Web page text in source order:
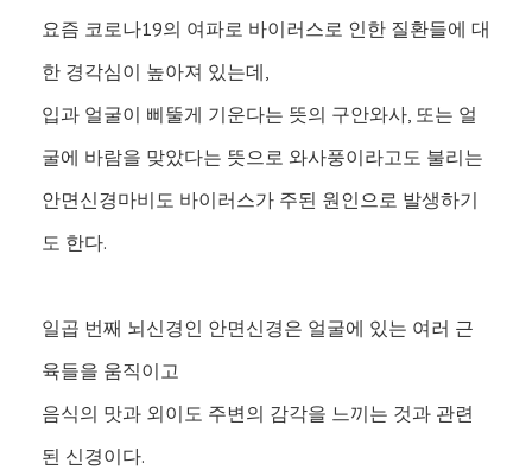
요즘 코로나19의 여파로 바이러스로 인한 질환들에 대
한 경각심이 높아져 있는데,
입과 얼굴이 삐뚤게 기운다는 뜻의 구안와사, 또는 얼
굴에 바람을 맞았다는 뜻으로 와사풍이라고도 불리는
안면신경마비도 바이러스가 주된 원인으로 발생하기
도 한다.
일곱 번째 뇌신경인 안면신경은 얼굴에 있는 여러 근
육들을 움직이고
음식의 맛과 외이도 주변의 감각을 느끼는 것과 관련
된 신경이다.